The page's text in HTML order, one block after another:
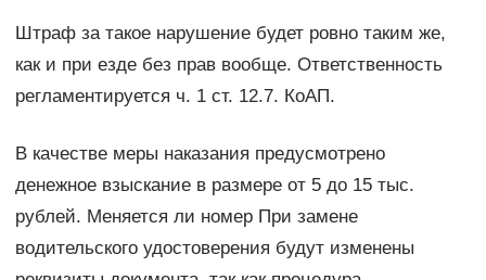
Штраф за такое нарушение будет ровно таким же,
как и при езде без прав вообще. Ответственность
регламентируется ч. 1 ст. 12.7. КоАП.
В качестве меры наказания предусмотрено
денежное взыскание в размере от 5 до 15 тыс.
рублей. Меняется ли номер При замене
водительского удостоверения будут изменены